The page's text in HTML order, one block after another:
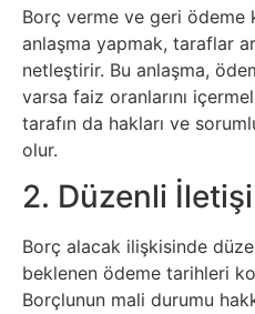
İnternet
İnternetten
Para
Kazanma
Kadın
Kim
Borç verme ve geri ödeme
anlaşma yapmak, taraflar
netleştirir. Bu anlaşma,
varsa faiz oranlarını
tarafın da hakları ve
olur.
2. Düzenli
Borç alacak ilişkisinde
beklenen ödeme tarihleri
Borçlunun mali durumu